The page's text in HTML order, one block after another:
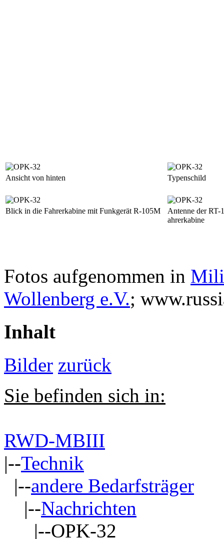
Ansicht von hinten Typenschild
Blick in die Fahrerkabine mit Funkgerät R-105M
Antenne der RT-
ahrerkabine
Fotos aufgenommen in
Wollenberg e.V.;
Inhalt
Bilder zurück
Sie befinden sich in:
RWD-MBIII
|--Technik
|--andere Bedarfsträger
|--Nachrichten
|--OPK-32